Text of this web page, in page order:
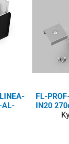
AL-
FL-
IN20